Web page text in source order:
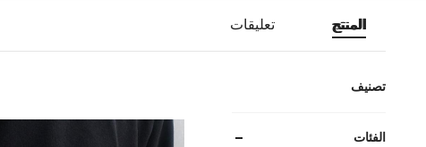
المنتج تعليقات
تصنيف
الفئات